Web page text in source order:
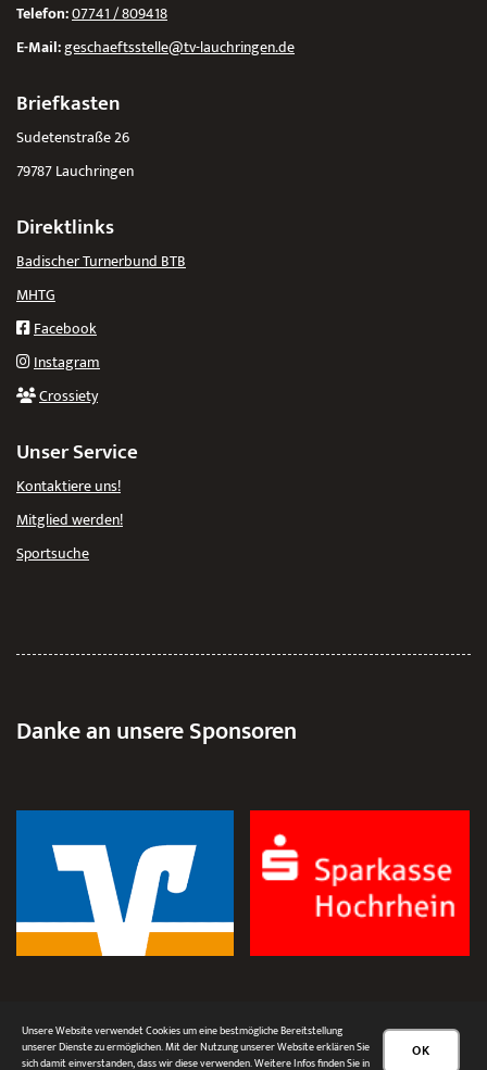
Telefon:07741 / 809418
E-Mail:geschaeftsstelle@tv-lauchringen.de
Briefkasten
Sudetenstraße 26
79787 Lauchringen
Direktlinks
Badischer Turnerbund BTB
MHTG
Facebook
Instagram
Crossiety
Unser Service
Kontaktiere uns!
Mitglied werden!
Sportsuche
Danke an unsere Sponsoren
OK
Unsere Website verwendet Cookies um eine bestmögliche Bereitstellung
unserer Dienste zu ermöglichen. Mit der Nutzung unserer Website erklären Sie
sich damit einverstanden, dass wir diese verwenden. Weitere Infos finden Sie in